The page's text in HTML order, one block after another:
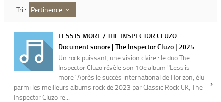
Tri : Pertinence
LESS IS MORE / THE INSPECTOR CLUZO
Document sonore | The Inspector Cluzo | 2025
Un rock puissant, une vision claire : le duo The
Inspector Cluzo révèle son 10e album "Less is
more" Après le succès international de Horizon, élu
parmi les meilleurs albums rock de 2023 par Classic Rock UK, The
Inspector Cluzo re...